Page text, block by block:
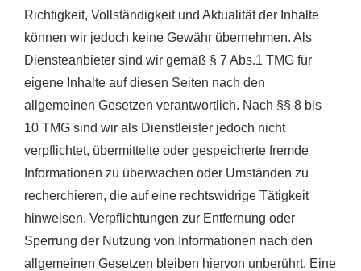
Richtigkeit, Vollständigkeit und Aktualität der Inhalte
können wir jedoch keine Gewähr übernehmen. Als
Diensteanbieter sind wir gemäß § 7 Abs.1 TMG für
eigene Inhalte auf diesen Seiten nach den
allgemeinen Gesetzen verantwortlich. Nach §§ 8 bis
10 TMG sind wir als Dienstleister jedoch nicht
verpflichtet, übermittelte oder gespeicherte fremde
Informationen zu überwachen oder Umständen zu
recherchieren, die auf eine rechtswidrige Tätigkeit
hinweisen. Verpflichtungen zur Entfernung oder
Sperrung der Nutzung von Informationen nach den
allgemeinen Gesetzen bleiben hiervon unberührt. Eine